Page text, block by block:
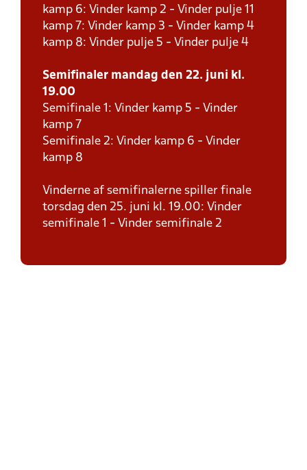
kamp 6: Vinder kamp 2 - Vinder pulje 11
kamp 7: Vinder kamp 3 - Vinder kamp 4
kamp 8: Vinder pulje 5 - Vinder pulje 4
Semifinaler mandag den 22. juni kl.
19.00
Semifinale 1: Vinder kamp 5 - Vinder
kamp 7
Semifinale 2: Vinder kamp 6 - Vinder
kamp 8
Vinderne af semifinalerne spiller finale
torsdag den 25. juni kl. 19.00: Vinder
semifinale 1 - Vinder semifinale 2